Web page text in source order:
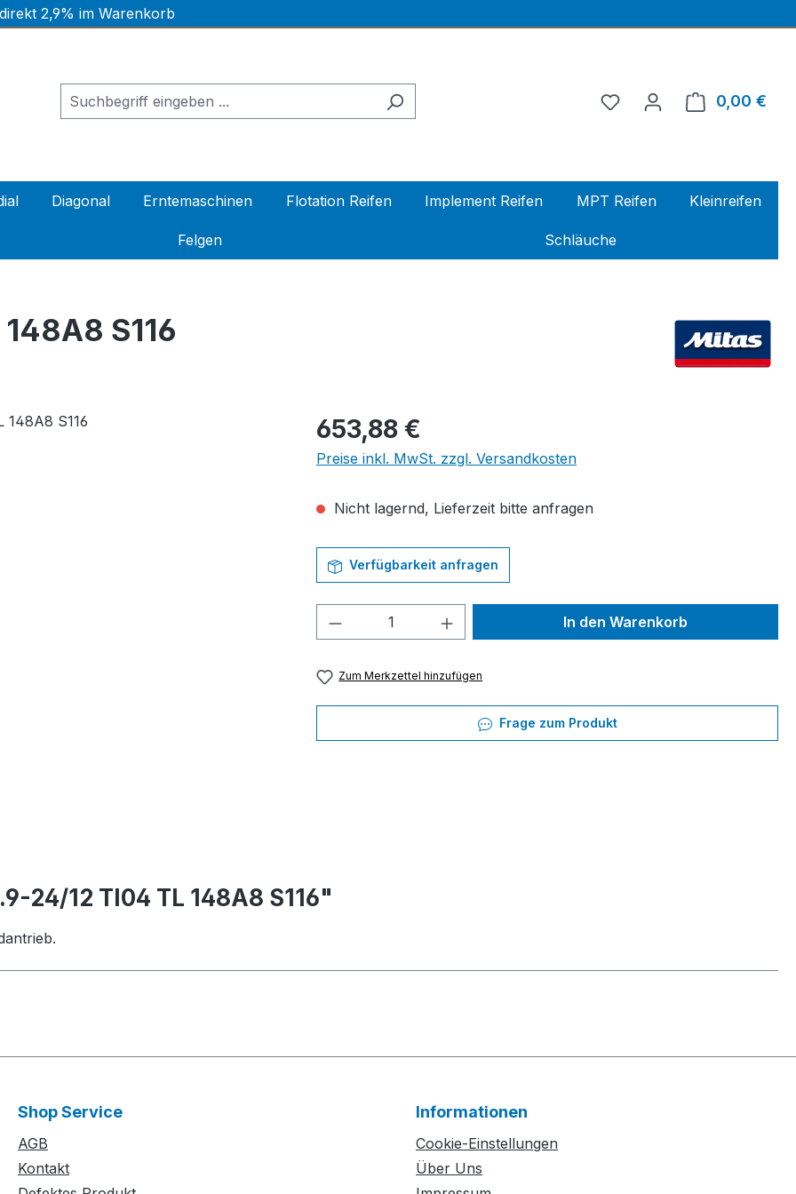
2,9% im Warenkorb
0,00 €
Diagonal Erntemaschinen Flotation Reifen Implement Reifen MPT Reifen Kleinreifen
Felgen Schläuche
S116
Regulärer Preis:
653,88 €
Preise inkl. MwSt. zzgl. Versandkosten
Nicht lagernd, Lieferzeit bitte anfragen
Verfügbarkeit anfragen
Produkt Anzahl: Gib den gewünschten Wert
In den Warenkorb
Zum Merkzettel hinzufügen
Frage zum Produkt
24/12 TI04 TL 148A8 S116"
Shop Service
AGB
Kontakt
Informationen
Cookie-Einstellungen
Über Uns